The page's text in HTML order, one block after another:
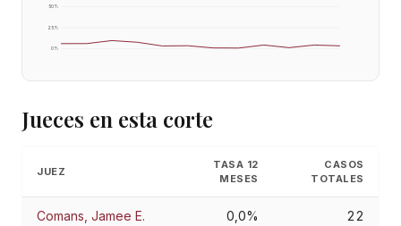
0%
25%
50%
Jueces en esta corte
JUEZ
TASA 12
MESES
CASOS
TOTALES
Comans, Jamee E. 0,0% 22